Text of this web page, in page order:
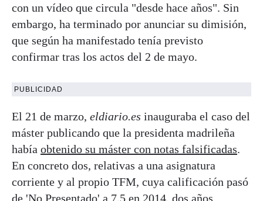
con un vídeo que circula "desde hace años". Sin
embargo, ha terminado por anunciar su dimisión,
que según ha manifestado tenía previsto
confirmar tras los actos del 2 de mayo.
PUBLICIDAD
El 21 de marzo, eldiario.es inauguraba el caso del
máster publicando que la presidenta madrileña
había obtenido su máster con notas falsificadas.
En concreto dos, relativas a una asignatura
corriente y al propio TFM, cuya calificación pasó
de 'No Presentado' a 7,5 en 2014, dos años